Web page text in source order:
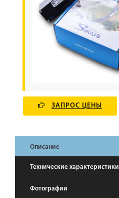
ЗАПРОС ЦЕНЫ
Описание
Технические характеристики
Фотографии